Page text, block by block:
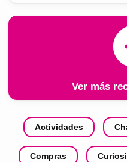
Ver más
Actividades
Compras